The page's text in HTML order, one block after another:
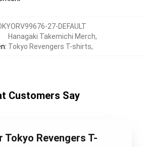
27-DEFAULT
:
Hanagaki Takemichi Merch,
Tokyo Revengers T-shirts,
Customers Say
Tokyo Revengers T-